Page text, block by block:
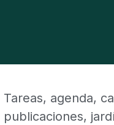
Tareas, agenda,
publicaciones,